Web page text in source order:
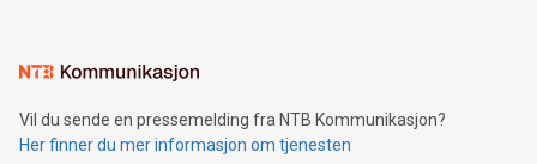
Vil du sende en pressemelding fra NTB Kommunikasjon?
Her finner du mer informasjon om tjenesten